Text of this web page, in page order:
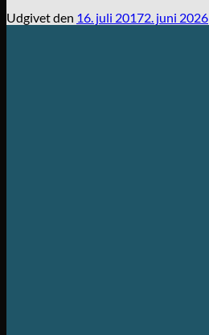
Udgivet den 16. juli 20172. juni 2026